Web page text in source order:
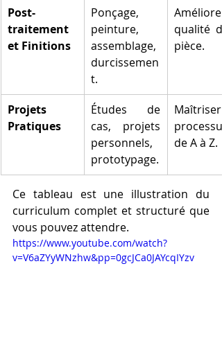
Post-
traitement
et Finitions
Ponçage,
peinture,
assemblage,
durcissemen
t.
qualité
pièce.
Projets
Pratiques
Études de
cas, projets
personnels,
prototypage.
processus
de A à Z.
Ce tableau est une illustration du
curriculum complet et structuré que
vous pouvez attendre.
https://www.youtube.com/watch?
v=V6aZYyWNzhw&pp=0gcJCa0JAYcqIYzv